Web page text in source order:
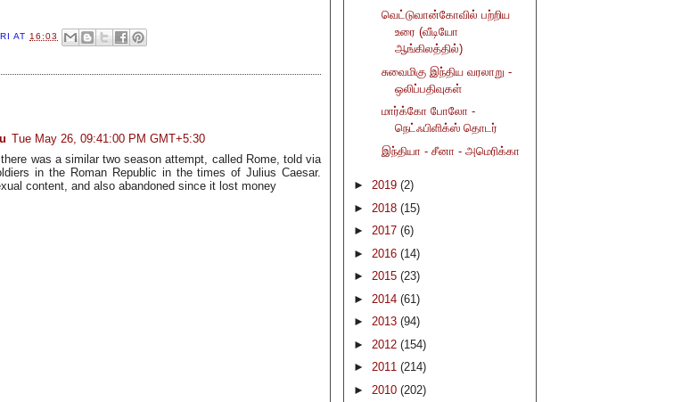
AT16:03
Tue May 26, 09:41:00 PM GMT+5:30
was a similar two season attempt, called Rome, told via
in the Roman Republic in the times of Julius Caesar.
content, and also abandoned since it lost money
வெட்டுவான்கோவில் பற்றிய
உரை (வீடியோ
ஆங்கிலத்தில்)
சுவைமிகு இந்திய வரலாறு -
ஒலிப்பதிவுகள்
மார்க்கோ போலோ -
நெட்ஃபிளிக்ஸ் தொடர்
இந்தியா - சீனா - அமெரிக்கா
► 2019 (2)
► 2018 (15)
► 2017 (6)
► 2016 (14)
► 2015 (23)
► 2014 (61)
► 2013 (94)
► 2012 (154)
► 2011 (214)
► 2010 (202)